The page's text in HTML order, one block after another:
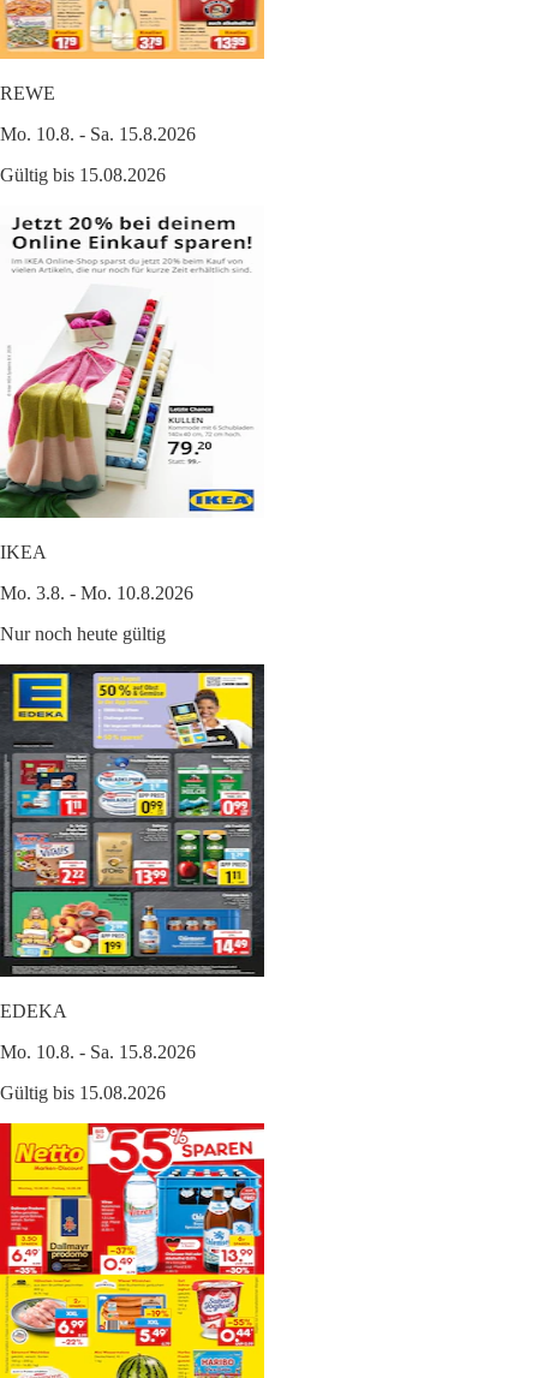
REWE
Mo. 10.8. - Sa. 15.8.2026
Gültig bis 15.08.2026
IKEA
Mo. 3.8. - Mo. 10.8.2026
Nur noch heute gültig
EDEKA
Mo. 10.8. - Sa. 15.8.2026
Gültig bis 15.08.2026